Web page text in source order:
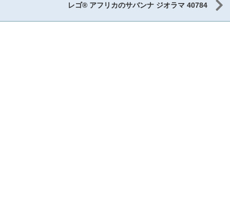
レゴ® アフリカのサバンナ ジオラマ 40784